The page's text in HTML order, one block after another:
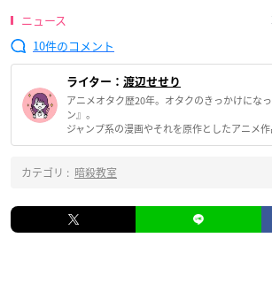
ニュース
10
ライター： 渡辺せせり
アニメオタク歴20年。オタクのきっかけにな
ン』。
ジャンプ系の漫画やそれを原作としたアニメ作
カテゴリ : 暗殺教室